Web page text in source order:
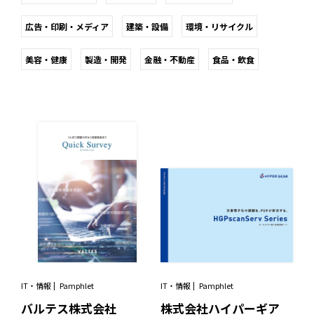
広告・印刷・メディア 建築・設備 環境・リサイクル
美容・健康 製造・開発 金融・不動産 食品・飲食
IT・情報 Pamphlet
バルテス株式会社
IT・情報 Pamphlet
株式会社ハイパーギア